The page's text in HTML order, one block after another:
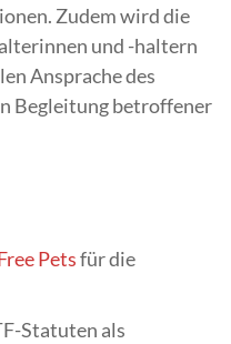
Zudem wird die
und -haltern
Ansprache des
Begleitung betroffener
Petsfür die
Statuten als